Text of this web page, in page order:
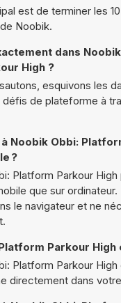
est de terminer les
Noobik.
dans
High ?
esquivons les
défis de plateforme à
à Noobik Obbi:
?
Platform Parkour
que sur
le navigateur et ne
Parkour High
Platform Parkour
directement dans